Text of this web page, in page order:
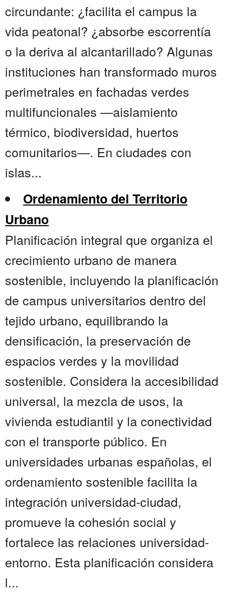
circundante: ¿facilita el campus la
vida peatonal? ¿absorbe escorrentía
o la deriva al alcantarillado? Algunas
instituciones han transformado muros
perimetrales en fachadas verdes
multifuncionales —aislamiento
térmico, biodiversidad, huertos
comunitarios—. En ciudades con
islas...
Ordenamiento del Territorio
Urbano
Planificación integral que organiza el
crecimiento urbano de manera
sostenible, incluyendo la planificación
de campus universitarios dentro del
tejido urbano, equilibrando la
densificación, la preservación de
espacios verdes y la movilidad
sostenible. Considera la accesibilidad
universal, la mezcla de usos, la
vivienda estudiantil y la conectividad
con el transporte público. En
universidades urbanas españolas, el
ordenamiento sostenible facilita la
integración universidad-ciudad,
promueve la cohesión social y
fortalece las relaciones universidad-
entorno. Esta planificación considera
l...